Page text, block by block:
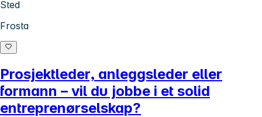
Sted
Frosta
Prosjektleder, anleggsleder eller
formann – vil du jobbe i et solid
entreprenørselskap?